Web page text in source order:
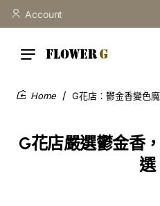
Account
G花店嚴選鬱金香
選
G花店：鬱金香變色